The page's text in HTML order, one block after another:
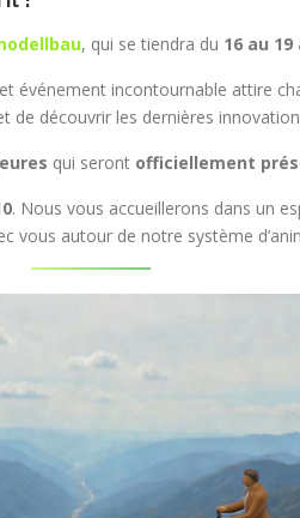
, qui se tiendra du 16 au
événement incontournable attire
de découvrir les dernières
qui seront officiellement
. Nous vous accueillerons dans un
vous autour de notre système